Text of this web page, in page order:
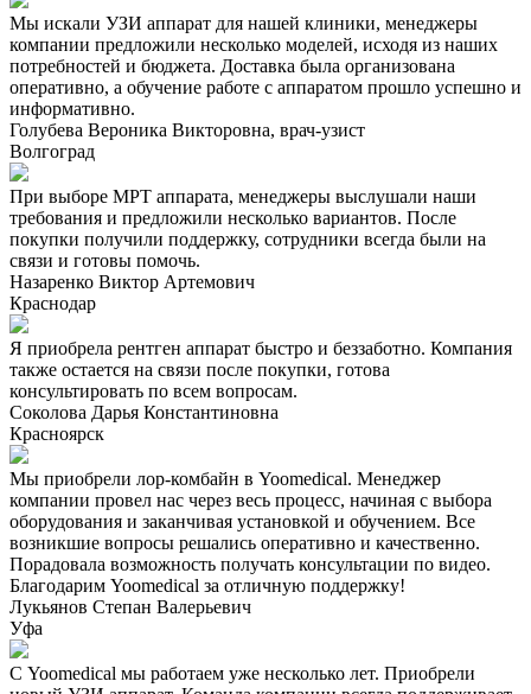
Мы искали УЗИ аппарат для нашей клиники, менеджеры
компании предложили несколько моделей, исходя из наших
потребностей и бюджета. Доставка была организована
оперативно, а обучение работе с аппаратом прошло успешно и
информативно.
Голубева Вероника Викторовна, врач-узист
Волгоград
При выборе МРТ аппарата, менеджеры выслушали наши
требования и предложили несколько вариантов. После
покупки получили поддержку, сотрудники всегда были на
связи и готовы помочь.
Назаренко Виктор Артемович
Краснодар
Я приобрела рентген аппарат быстро и беззаботно. Компания
также остается на связи после покупки, готова
консультировать по всем вопросам.
Соколова Дарья Константиновна
Красноярск
Мы приобрели лор-комбайн в Yoomedical. Менеджер
компании провел нас через весь процесс, начиная с выбора
оборудования и заканчивая установкой и обучением. Все
возникшие вопросы решались оперативно и качественно.
Порадовала возможность получать консультации по видео.
Благодарим Yoomedical за отличную поддержку!
Лукьянов Степан Валерьевич
Уфа
С Yoomedical мы работаем уже несколько лет. Приобрели